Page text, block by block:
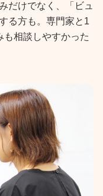
だけでなく、「ビュ
る方も。専門家と1
も相談しやすかった